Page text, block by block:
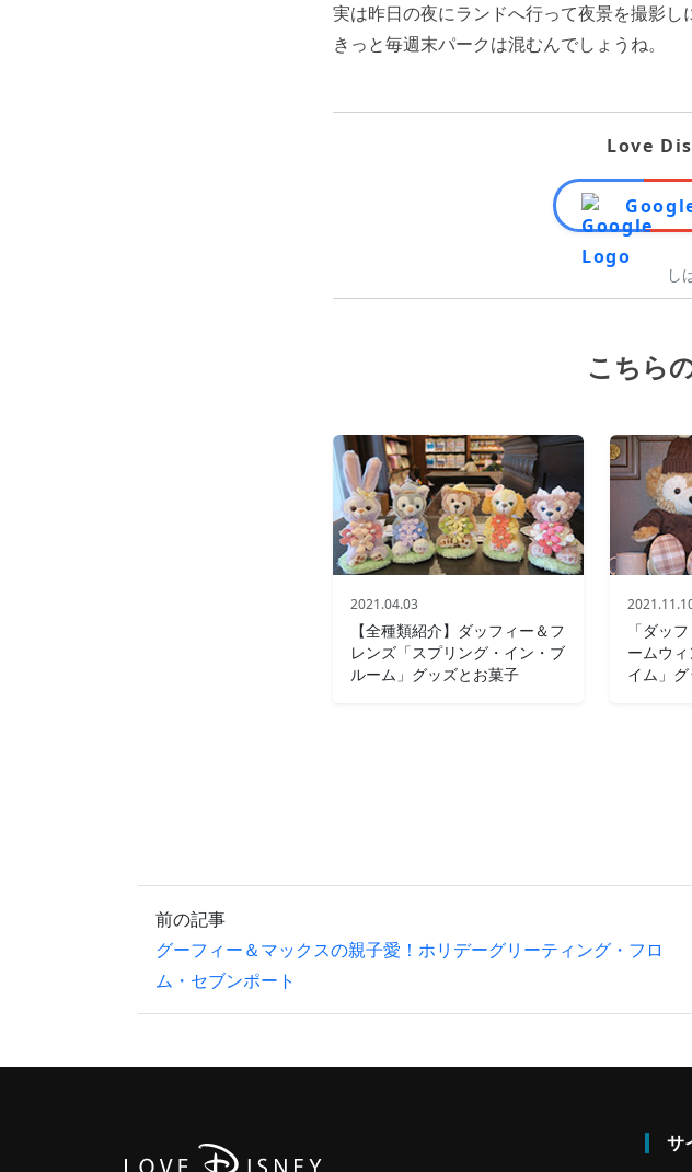
実は昨日の夜にランドへ行って夜景を撮影
きっと毎週末パークは混むんでしょうね。
Love
し
こちら
2021.04.03
【全種類紹介】ダッフィー＆フ
レンズ「スプリング・イン・ブ
ルーム」グッズとお菓子
「ダッ
ームウ
イム」
前の記事
グーフィー＆マックスの親子愛！ホリデーグリーティング・フロ
ム・セブンポート
サ